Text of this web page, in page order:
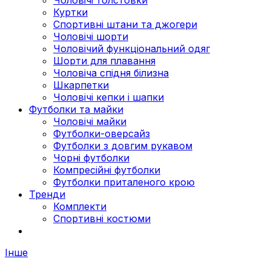
Куртки
Спортивні штани та джогери
Чоловічі шорти
Чоловічий функціональний одяг
Шорти для плавання
Чоловіча спідня білизна
Шкарпетки
Чоловічі кепки і шапки
Футболки та майки
Чоловічі майки
Футболки-оверсайз
Футболки з довгим рукавом
Чорні футболки
Компресійні футболки
Футболки приталеного крою
Тренди
Комплекти
Спортивні костюми
Інше